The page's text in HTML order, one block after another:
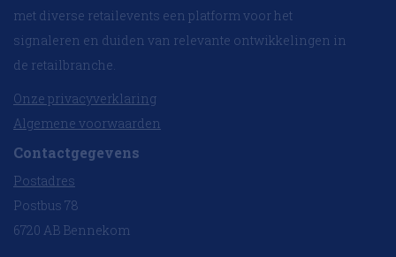
met diverse retailevents een platform voor het
signaleren en duiden van relevante ontwikkelingen in
de retailbranche.
Onze privacyverklaring
Algemene voorwaarden
Contactgegevens
Postadres
Postbus 78
6720 AB Bennekom